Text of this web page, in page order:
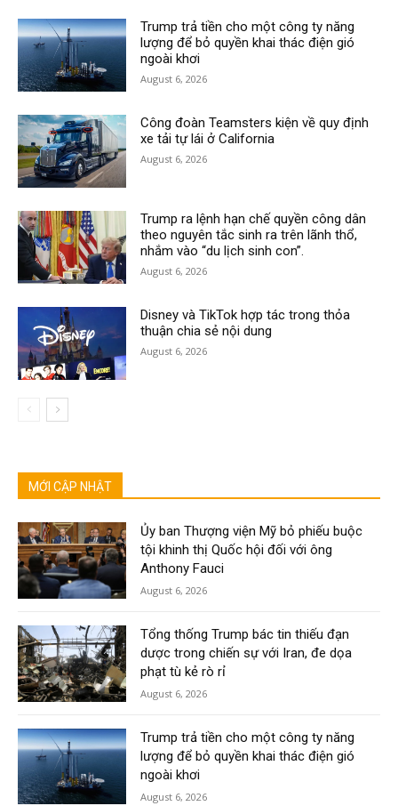
Trump trả tiền cho một công ty năng
lượng để bỏ quyền khai thác điện gió
ngoài khơi
August 6, 2026
Công đoàn Teamsters kiện về quy định
xe tải tự lái ở California
August 6, 2026
Trump ra lệnh hạn chế quyền công dân
theo nguyên tắc sinh ra trên lãnh thổ,
nhắm vào “du lịch sinh con”.
August 6, 2026
Disney và TikTok hợp tác trong thỏa
thuận chia sẻ nội dung
August 6, 2026
MỚI CẬP NHẬT
Ủy ban Thượng viện Mỹ bỏ phiếu buộc
tội khinh thị Quốc hội đối với ông
Anthony Fauci
August 6, 2026
Tổng thống Trump bác tin thiếu đạn
dược trong chiến sự với Iran, đe dọa
phạt tù kẻ rò rỉ
August 6, 2026
Trump trả tiền cho một công ty năng
lượng để bỏ quyền khai thác điện gió
ngoài khơi
August 6, 2026